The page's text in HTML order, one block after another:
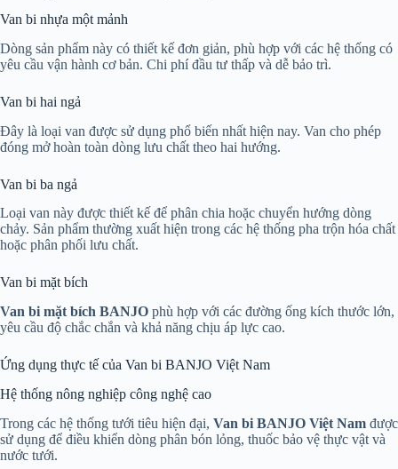
Van bi nhựa một mảnh
Dòng sản phẩm này có thiết kế đơn giản, phù hợp với các hệ thống có
yêu cầu vận hành cơ bản. Chi phí đầu tư thấp và dễ bảo trì.
Van bi hai ngả
Đây là loại van được sử dụng phổ biến nhất hiện nay. Van cho phép
đóng mở hoàn toàn dòng lưu chất theo hai hướng.
Van bi ba ngả
Loại van này được thiết kế để phân chia hoặc chuyển hướng dòng
chảy. Sản phẩm thường xuất hiện trong các hệ thống pha trộn hóa chất
hoặc phân phối lưu chất.
Van bi mặt bích
Van bi mặt bích BANJO phù hợp với các đường ống kích thước lớn,
yêu cầu độ chắc chắn và khả năng chịu áp lực cao.
Ứng dụng thực tế của Van bi BANJO Việt Nam
Hệ thống nông nghiệp công nghệ cao
Trong các hệ thống tưới tiêu hiện đại, Van bi BANJO Việt Nam được
sử dụng để điều khiển dòng phân bón lỏng, thuốc bảo vệ thực vật và
nước tưới.